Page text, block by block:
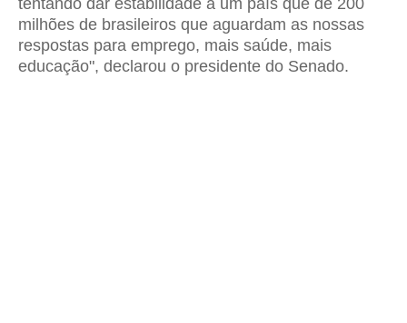
milhões de brasileiros que aguardam as nossas
respostas para emprego, mais saúde, mais
educação", declarou o presidente do Senado.